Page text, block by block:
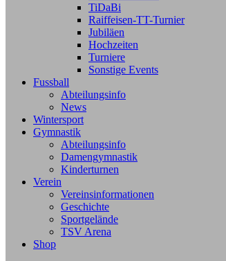
TiDaBi
Raiffeisen-TT-Turnier
Jubiläen
Hochzeiten
Turniere
Sonstige Events
Fussball
Abteilungsinfo
News
Wintersport
Gymnastik
Abteilungsinfo
Damengymnastik
Kinderturnen
Verein
Vereinsinformationen
Geschichte
Sportgelände
TSV Arena
Shop